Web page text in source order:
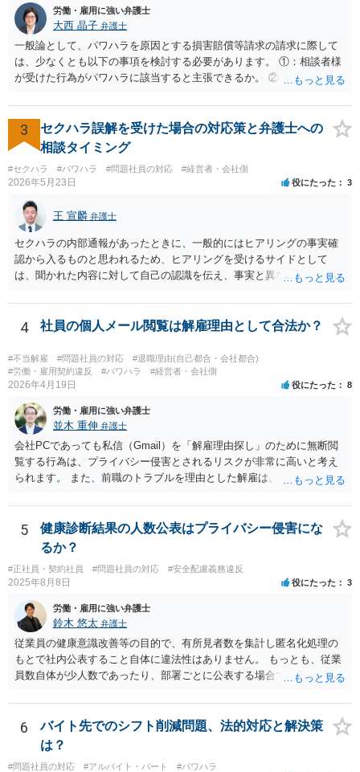
お伺いして、法的に正確に分析する必要があります。本件の言動が、
これらに該当するかどうか、証拠に基づいて、子細な分析と慎重な対
応が必要です。客観的証拠が不可欠です。 法的に正確に分析されたい
場合には、労務管理と労働法に精通し、上記に関連した法理等にも通
じた弁護士等に相談し、証拠をもとにしながら具体的な話をなさった
上で、今後の対応を検討するべきです。良い解決になりますよう祈念
労働・雇用に強い弁護士
大西 晶子 弁護士
一般論として、パワハラを原因とする損害賠償等請求の請求に際して
は、少なくとも以下の事項を検討する必要があります。 ①：相談者様
が受けた行為がパワハラに該当すると主張できるか。 ②：会社が、当
と主張できるか。 ③：当該パワハラ行為のせいで相談者様が適応障害
を患ったと主張できるか。 ④：①②③の主張を裏付ける証拠がどの程
度充実しているか。 ⑤：未払残業代等、会社に対して他に請求できそ
うなものはあるか。 ①～③により、パワハラ行為をした本人/会社の両
方に対して損害賠償等を請求できるか否かが変わってきます。 ④によ
り、交渉のみで妥協べきか、訴訟も見据えて徹底的に責任追求できそ
うかを検討することになります。 また、会社に対して他に請求できそ
うなものがあれば（⑤）、パワハラの証拠が多少不足していたとして
も、併せて請求することによって、解決金の増額事由として扱うこと
を検討する余地があります。 具体的なご事情が分からないため、抽象
的な説明にとどまり申し訳ありません。 ただ、パワハラを原因とする
労働トラブルをご自身で対応することは、ご負担が大きいかと存じま
すので、弁護士への相談をお勧めいたします。
3
セクハラ誤解を受けた場合の対応策と弁護士への
相談タイミング
#セクハラ #パワハラ #問題社員の対応 #経営者・会社側
2026年5月23日 役にたった 3
王 宣麟 弁護士
セクハラの内部通報があったときに、一般的にはヒアリングの事実確
認から入るものと思われるため、ヒアリングを受けるサイドとして
は、聞かれた内容に対して自己の認識を伝え、事実と異なることに関
会社側でセクハラの事実があったと認定した場合は、単なる警告・指
導だけでなく、懲戒処分等が行われる可能性もありますので、そのよ
いのではないかと思います。
4 社員の個人メール閲覧は解雇理由として合法か？
#不当解雇 #問題社員の対応
#退職理由(自己都合・会社都合)
#労働・雇用契約違反
#パワハラ #経営者・会社側
2026年4月19日 役にたった 8
労働・雇用に強い弁護士
並木 重伸 弁護士
会社PCであっても私信（Gmail）を「解雇理由探し」のために無断閲
覧する行為は、プライバシー侵害とされるリスクが非常に高いと考え
られます。 また、前職のトラブルを理由とした解雇は、 採用時に虚偽
メールの内容には触れず、現在の「素行の悪さ」に関する事情を具体
的に記録してください。注意・指導を繰り返しても改善されないとい
うプロセスを積み上げ、段階的に懲戒や退職勧奨を検討するのが安全
な進め方です。
5
健康診断結果の人数公表はプライバシー侵害にな
るか？
#正社員・契約社員 #問題社員の対応 #安全配慮義務違反
2025年8月8日 役にたった 3
労働・雇用に強い弁護士
鈴木 悠太 弁護士
従業員の健康意識改善等の目的で、有所見者数を集計し匿名化処理の
もとで社内公表すること自体に違法性はありません。 もっとも、従業
員数自体が少人数であったり、部署ごとに公表する場合で特定の部署
あり、その場合は違法性を帯びることになります。 少人数部署がある
場合はより大きなグループ（企業全体）単位での公表にする、結果数
をぼかして「約●％」とする等の工夫が、より特定回避に資するかもし
れません。
6
バイト先でのシフト削減問題、法的対応と解決策
は？
#問題社員の対応 #アルバイト・パート #パワハラ